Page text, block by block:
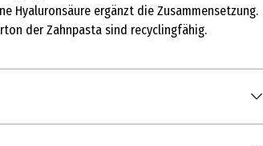
Hyaluronsäure ergänzt die Zusammensetzung.
der Zahnpasta sind recyclingfähig.